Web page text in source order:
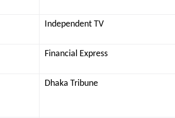
Independent TV
Financial Express
Dhaka Tribune